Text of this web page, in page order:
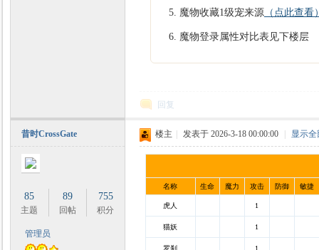
魔物收藏1级宠来源 （点此查看
魔物登录属性对比表见下楼层
回复
昔时CrossGate
85
主题
89
回帖
755
积分
管理员
楼主 发表于 2026-3-18 00:00:00 显示
名称 生命 魔力 攻击 防御 敏捷
虎人 1
猫妖 1
罗刹 1